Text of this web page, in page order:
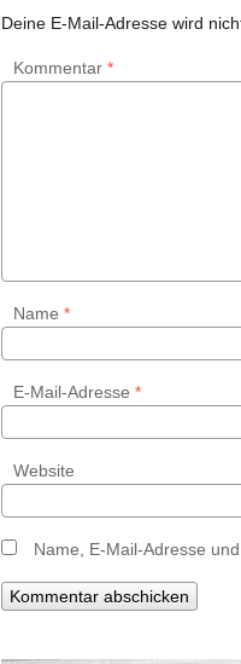
Deine E-Mail-Adresse wird
Kommentar *
Name *
E-Mail-Adresse *
Website
Name, E-Mail-Adresse